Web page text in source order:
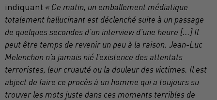
indiquant « Ce matin, un emballement médiatique
totalement hallucinant est déclenché suite à un passage
de quelques secondes d’un interview d’une heure [...] Il
peut être temps de revenir un peu à la raison. Jean-Luc
Melenchon n’a jamais nié l’existence des attentats
terroristes, leur cruauté ou la douleur des victimes. Il est
abject de faire ce procès à un homme qui a toujours su
trouver les mots juste dans ces moments terribles de